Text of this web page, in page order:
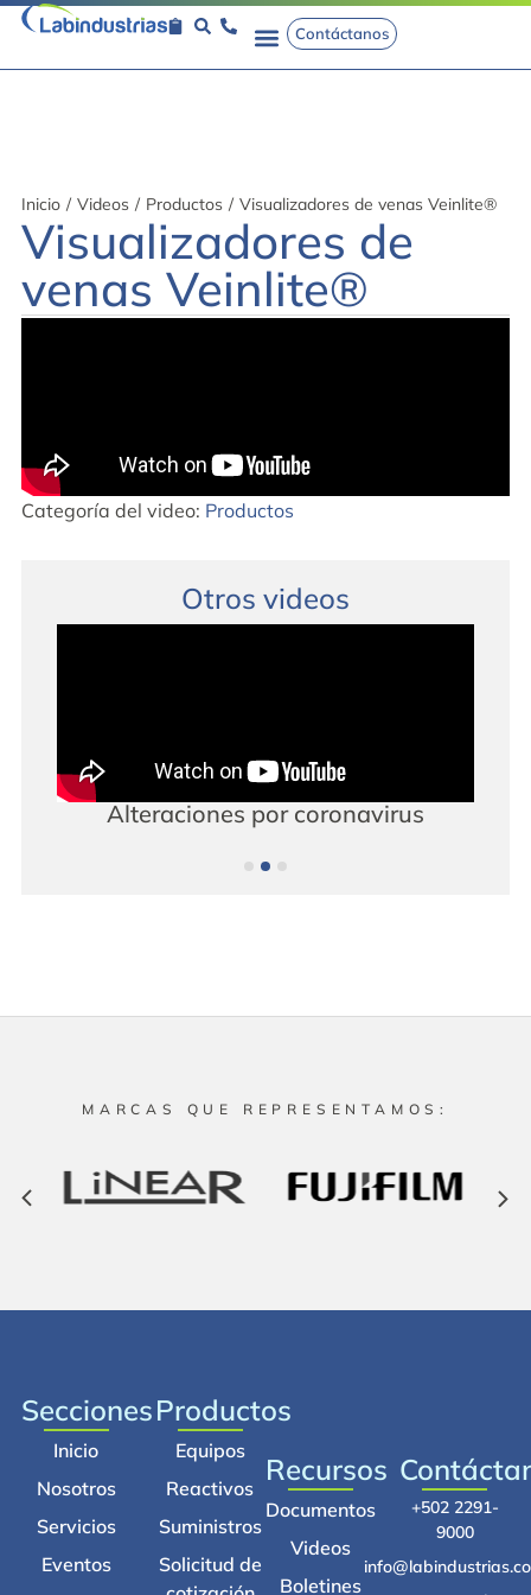
Contáctanos
Inicio / Videos / Productos / Visualizadores de venas Veinlite®
Visualizadores de
venas Veinlite®
Categoría del video: Productos
Otros videos
Alteraciones por coronavirus
MARCAS QUE REPRESENTAMOS:
Secciones
Inicio
Nosotros
Servicios
Eventos
Productos
Equipos
Reactivos
Suministros
Solicitud de
Recursos
Documentos
Videos
Boletines
+502 2291-
9000